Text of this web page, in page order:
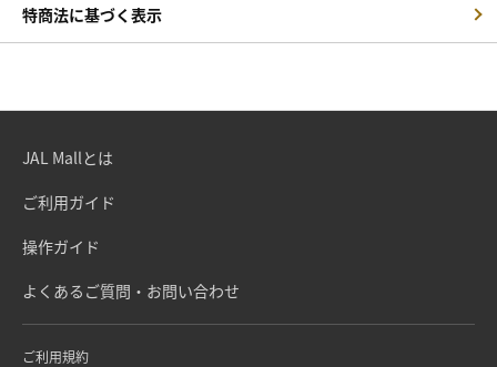
特商法に基づく表示
JAL Mallとは
ご利用ガイド
操作ガイド
よくあるご質問・お問い合わせ
ご利用規約